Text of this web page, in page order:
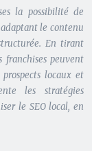
la possibilité de
le contenu
En tirant
franchises peuvent
locaux et
les stratégies
le SEO local, en